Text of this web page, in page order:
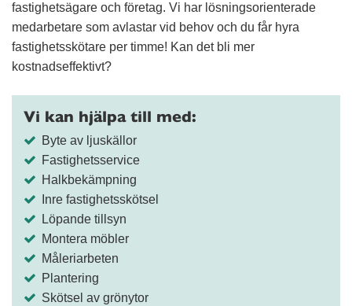
fastighetsägare och företag. Vi har lösningsorienterade
medarbetare som avlastar vid behov och du får hyra
fastighetsskötare per timme! Kan det bli mer
kostnadseffektivt?
Vi kan hjälpa till med:
Byte av ljuskällor
Fastighetsservice
Halkbekämpning
Inre fastighetsskötsel
Löpande tillsyn
Montera möbler
Måleriarbeten
Plantering
Skötsel av grönytor